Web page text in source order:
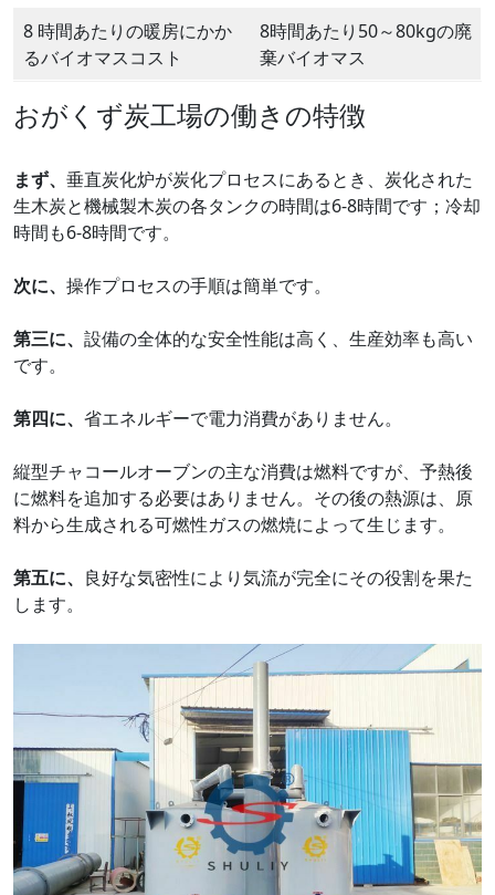
8 時間あたりの暖房にかか
るバイオマスコスト
8時間あたり50～80kgの廃
棄バイオマス
おがくず炭工場の働きの特徴
まず、 垂直炭化炉が炭化プロセスにあるとき、炭化された
生木炭と機械製木炭の各タンクの時間は6-8時間です；冷却
時間も6-8時間です。
次に、 操作プロセスの手順は簡単です。
第三に、 設備の全体的な安全性能は高く、生産効率も高い
です。
第四に、 省エネルギーで電力消費がありません。
縦型チャコールオーブンの主な消費は燃料ですが、予熱後
に燃料を追加する必要はありません。その後の熱源は、原
料から生成される可燃性ガスの燃焼によって生じます。
第五に、 良好な気密性により気流が完全にその役割を果た
します。